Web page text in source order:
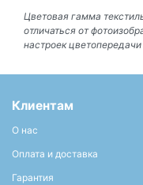
Цветовая гамма
отличаться от
настроек
Клиентам
О нас
Оплата и доставка
Гарантия